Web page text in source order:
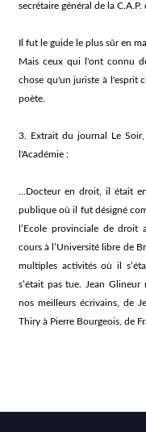
secrétaire général de la C.A.P.
Il fut le guide le plus sûr en
Mais ceux qui l'ont connu
chose qu'un juriste à l'esprit
poète.
3. Extrait du journal Le
l'Académie :
...Docteur en droit, il était
publique où il fut désigné
l’Ecole provinciale de droit
cours à l’Université libre de
multiples activités où il
s’était pas tue. Jean
nos meilleurs écrivains, de
Thiry à Pierre Bourgeois, de